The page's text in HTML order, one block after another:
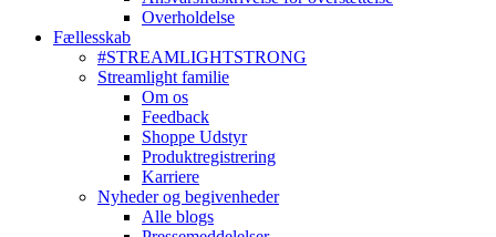
Overholdelse
Fællesskab
#STREAMLIGHTSTRONG
Streamlight familie
Om os
Feedback
Shoppe Udstyr
Produktregistrering
Karriere
Nyheder og begivenheder
Alle blogs